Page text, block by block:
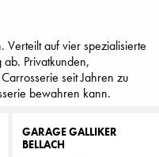
auf vier spezialisierte
Privatkunden,
seit Jahren zu
bewahren kann.
GARAGE GALLIKER
BELLACH